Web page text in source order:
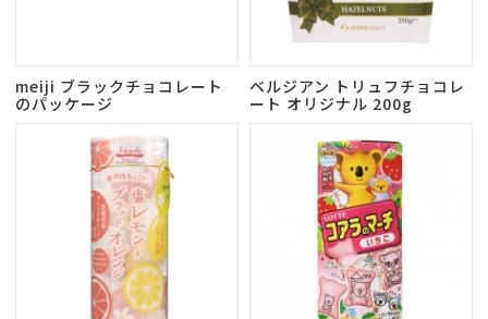
meiji ブラックチョコレート
のパッケージ
ベルジアン トリュフチョコレ
ート オリジナル 200g